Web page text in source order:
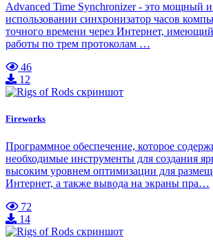
Advanced Time Synchronizer - это мощный
использовании синхронизатор часов
точного времени через Интернет,
работы по трем протоколам …
46
12
Fireworks
Программное обеспечение, которое
необходимые инструменты для создания
высоким уровнем оптимизации для
Интернет, а также вывода на экраны пра…
72
14